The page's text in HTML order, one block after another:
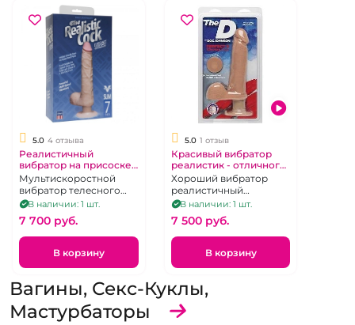
5.0 4 отзыва
Реалистичный
вибратор на присоске
"Realistic Cock"
Мультискоростной
вибратор телесного
цвета
В наличии: 1 шт.
7 700 pуб.
В корзину
5.0 1 отзыв
Красивый вибратор
реалистик - отличного
размера на присоске
"D"
Хороший вибратор
реалистичный
телесного цвета с
мошонкой на
присоске.
В наличии: 1 шт.
7 500 pуб.
В корзину
Вагины, Секс-Куклы,
Мастурбаторы